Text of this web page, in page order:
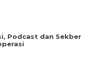
Podcast dan Sekber